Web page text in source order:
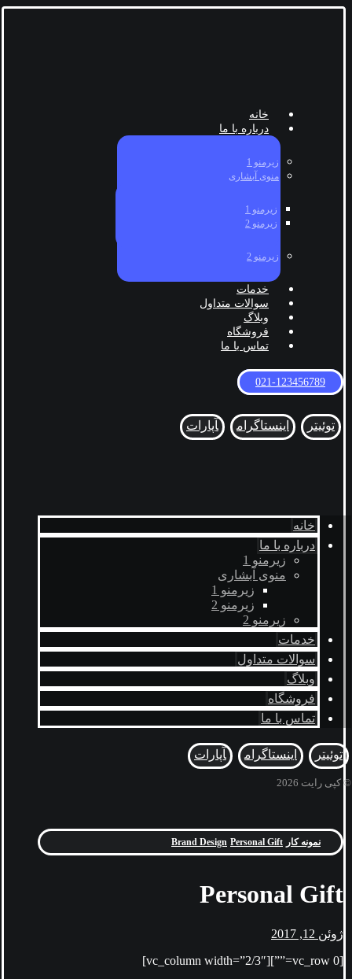
خانه
درباره با ما
زیرمنو 1
منوی آبشاری
زیرمنو 1
زیرمنو 2
زیرمنو 2
خدمات
سوالات متداول
وبلاگ
فروشگاه
تماس با ما
021-123456789
توئیتر اینستاگرام آپارات
خانه
درباره با ما
زیرمنو 1
منوی آبشاری
زیرمنو 1
زیرمنو 2
زیرمنو 2
خدمات
سوالات متداول
وبلاگ
فروشگاه
تماس با ما
توئیتر اینستاگرام آپارات
© کپی رایت 2026
نمونه کار Brand Design Personal Gift
Personal Gift
ژوئن 12, 2017
[vc_row 0=””][vc_column width=”2/3″]